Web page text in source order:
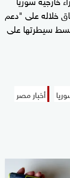
خلاله على "دعم
سيطرتها على
أخبار مصر